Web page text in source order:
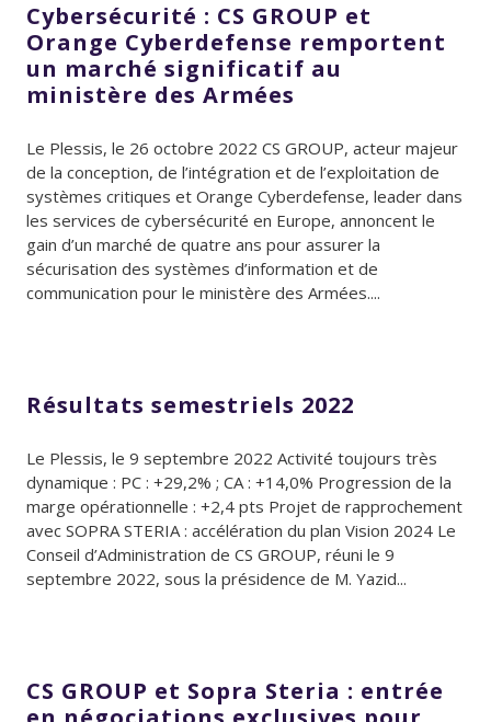
Cybersécurité : CS GROUP et
Orange Cyberdefense remportent
un marché significatif au
ministère des Armées
Le Plessis, le 26 octobre 2022 CS GROUP, acteur majeur
de la conception, de l’intégration et de l’exploitation de
systèmes critiques et Orange Cyberdefense, leader dans
les services de cybersécurité en Europe, annoncent le
gain d’un marché de quatre ans pour assurer la
sécurisation des systèmes d’information et de
communication pour le ministère des Armées....
Résultats semestriels 2022
Le Plessis, le 9 septembre 2022 Activité toujours très
dynamique : PC : +29,2% ; CA : +14,0% Progression de la
marge opérationnelle : +2,4 pts Projet de rapprochement
avec SOPRA STERIA : accélération du plan Vision 2024 Le
Conseil d’Administration de CS GROUP, réuni le 9
septembre 2022, sous la présidence de M. Yazid...
CS GROUP et Sopra Steria : entrée